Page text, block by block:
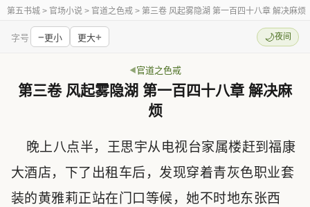
第五书城 > 官场小说 > 官道之色戒 > 第三卷 风起雾隐湖 第一百四十八章 解决麻烦
字号 −更小 更大+ 🌙夜间
官道之色戒
第三卷 风起雾隐湖 第一百四十八章 解决麻
烦
晚上八点半，王思宇从电视台家属楼赶到福康
大酒店，下了出租车后，发现穿着青灰色职业套
装的黄雅莉正站在门口等候，她不时地东张西